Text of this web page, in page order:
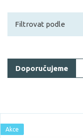
Filtrovat podle
Cena
Doporučujeme
Akce